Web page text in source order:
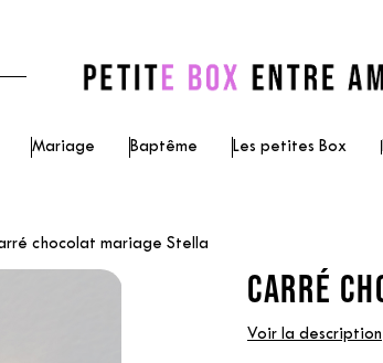
Mariage Baptême Les petites Box
chocolat mariage Stella
CARRÉ
Voir la description